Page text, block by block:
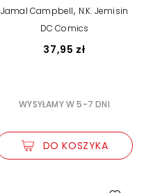
Jamal Campbell, N.K. Jemisin
DC Comics
37,95 zł
WYSYŁAMY W 5-7 DNI
DO KOSZYKA